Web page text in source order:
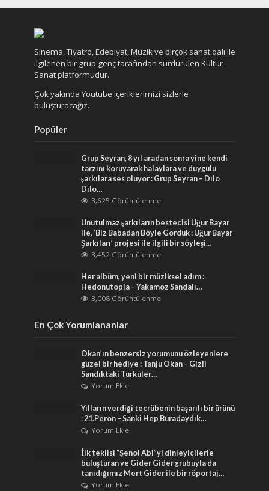
Sinema, Tiyatro, Edebiyat, Müzik ve birçok sanat dalı ile
ilgilenen bir grup genç tarafından sürdürülen Kültür-
Sanat platformudur.
Çok yakında Youtube içeriklerimizi sizlerle
buluşturacağız.
Popüler
Grup Seyran, 8 yıl aradan sonra yine kendi
tarzını koruyarak halaylara ve duygulu
şarkılara ses oluyor : Grup Seyran – Dılo
Dılo…
3,625 Görüntülenme
Unutulmaz şarkıların bestecisi Uğur Bayar
ile, ‘Biz Babadan Böyle Gördük : Uğur Bayar
Şarkıları’ projesi ile ilgili bir söyleşi…
3,452 Görüntülenme
Her albüm, yeni bir müziksel adım :
Hedonutopia – Yakamoz Sandalı…
3,008 Görüntülenme
En Çok Yorumlananlar
Okan’ın benzersiz yorumunu özleyenlere
güzel bir hediye : Tanju Okan – Gizli
Sandıktaki Türküler…
Yorum Ekle
Yılların verdiği tecrübenin başarılı bir ürünü
: 21.Peron – Sanki Hep Buradaydık…
Yorum Ekle
İlk teklisi “Şenol Abi”yi dinleyicilerle
buluşturan ve Gider Gider grubuyla da
tanıdığımız Mert Gider ile bir röportaj…
Yorum Ekle